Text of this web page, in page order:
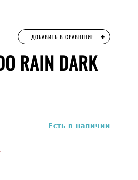
ДОБАВИТЬ В СРАВНЕНИЕ +
RAIN DARK
Есть в наличии